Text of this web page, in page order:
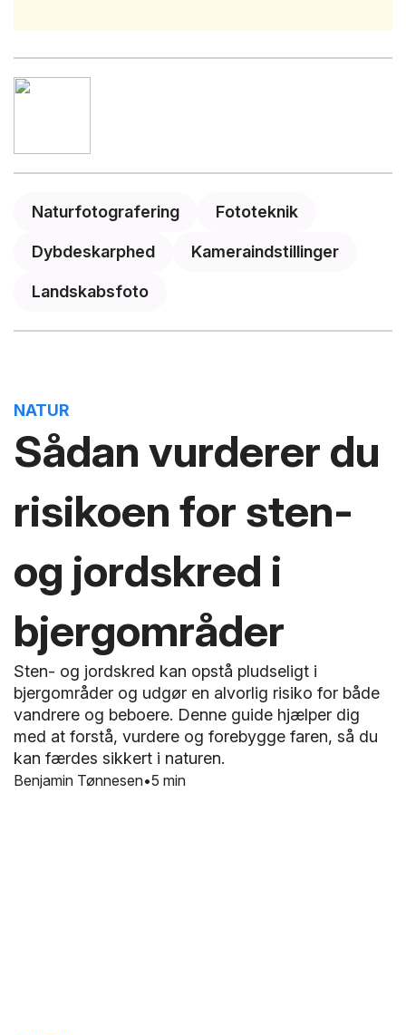
Naturfotografering Fototeknik
Dybdeskarphed Kameraindstillinger
Landskabsfoto
Sådan vurderer du
risikoen for sten-
og jordskred i
bjergområder
NATUR
5 min
Sten- og jordskred kan opstå pludseligt i
bjergområder og udgør en alvorlig risiko for både
vandrere og beboere. Denne guide hjælper dig
med at forstå, vurdere og forebygge faren, så du
kan færdes sikkert i naturen.
Benjamin Tønnesen